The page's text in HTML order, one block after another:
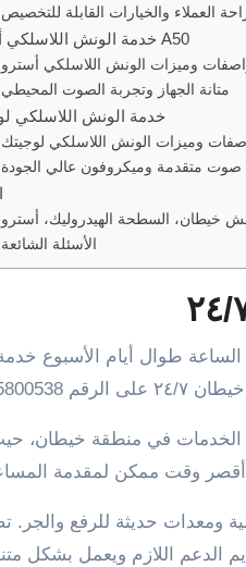
العملاء والخيارات القابلة للتخصيص
خدمة الونش اللاسلكي أسترو A50
متانة الجهاز وتجربة الصوت المحيطي
خدمة الونش اللاسلكي
وميزات الونش اللاسلكي لوجيتك
صوت متقدمة وميكروفون عالي الجودة
الأسئلة الشائعة
أو الليل.
خيطان ٢٤/٧ من أفضل الخدمات في
وقت ممكن لمقدمة
خيطان ٢٤/٧ جودة عالية ومعدات
الدعم اللازم ويعمل بشكل